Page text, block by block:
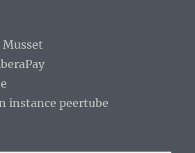
Musset
instance peertube